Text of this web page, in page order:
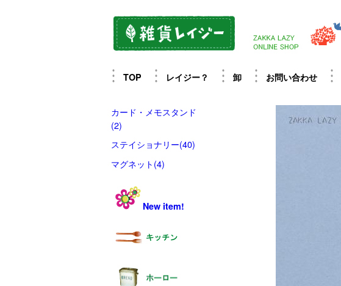
TOP レイジー？ 卸 お問い合わせ
カード・メモスタンド
(2)
ステイショナリー(40)
マグネット(4)
New item!